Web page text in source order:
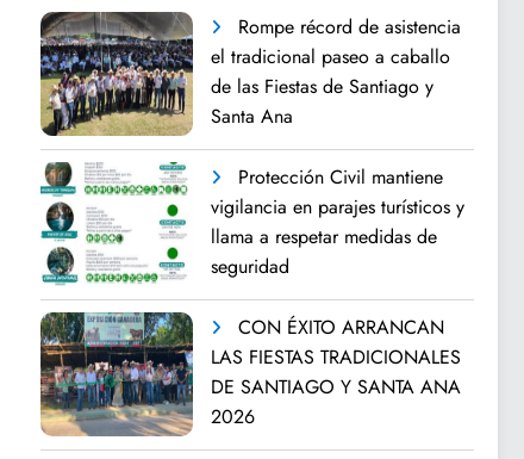
Rompe récord de asistencia
el tradicional paseo a caballo
de las Fiestas de Santiago y
Santa Ana
Protección Civil mantiene
vigilancia en parajes turísticos y
llama a respetar medidas de
seguridad
CON ÉXITO ARRANCAN
LAS FIESTAS TRADICIONALES
DE SANTIAGO Y SANTA ANA
2026